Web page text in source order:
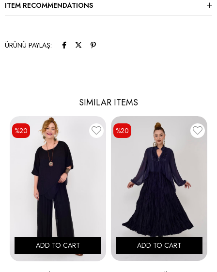
ITEM RECOMMENDATIONS
ÜRÜNÜ PAYLAŞ:
SIMILAR ITEMS
ADD TO CART
%20
ADD TO CART
%20